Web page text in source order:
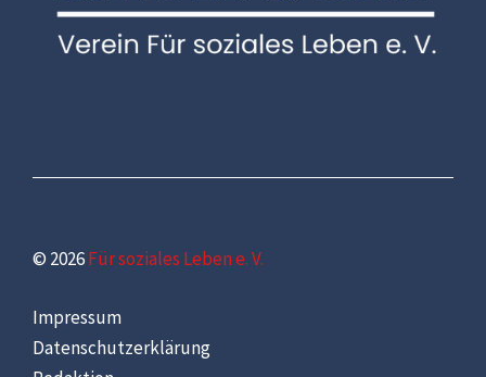
© 2026Für soziales Leben e. V.
Impressum
Datenschutzerklärung